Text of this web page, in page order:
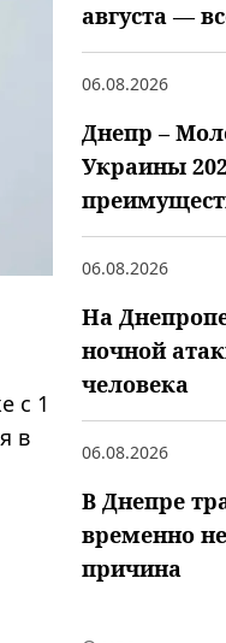
с 1
в
августа —
06.08.2026
Днепр –
Украины
06.08.2026
На
ночной
человека
06.08.2026
В Днепре
временно
причина